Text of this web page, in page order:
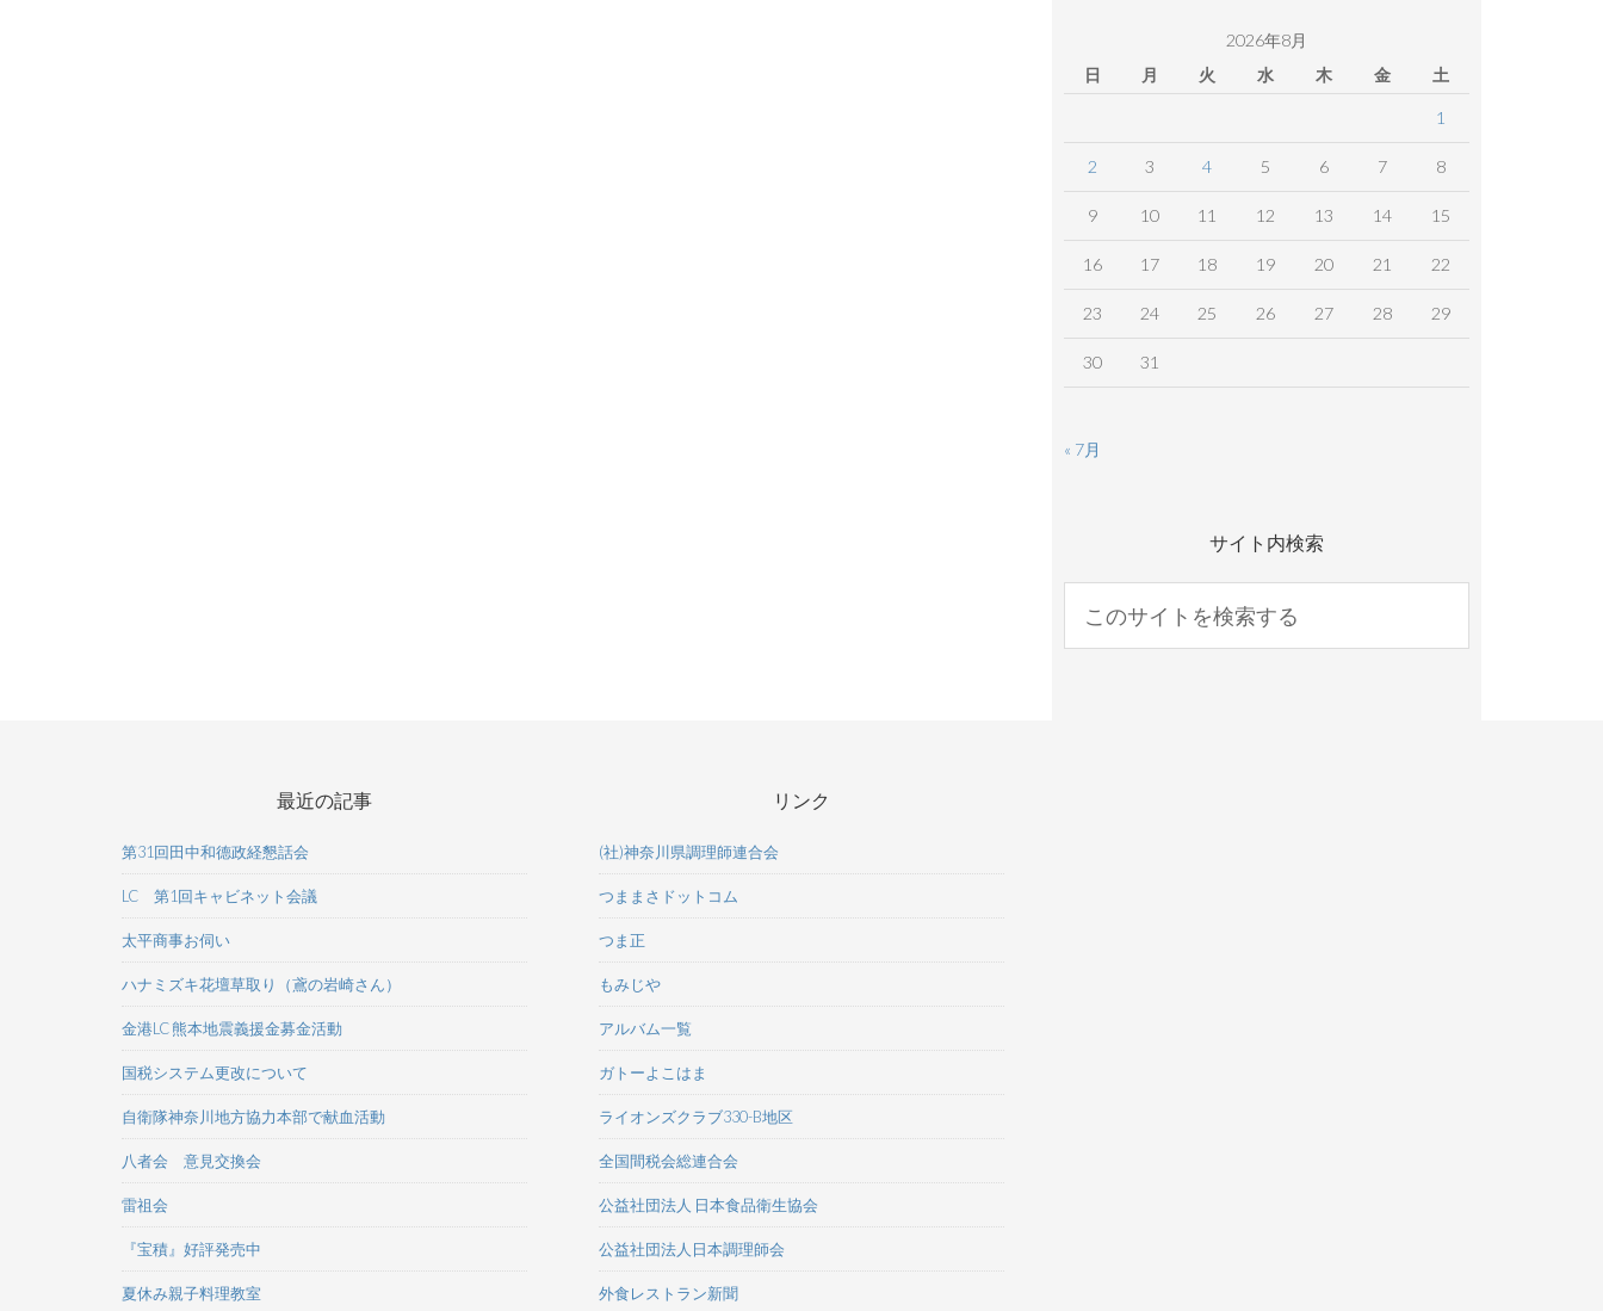
2026年8月
日
月 火 水 木 金 土
1
2 3 4 5 6 7 8
9 10 11 12 13 14 15
16 17 18 19 20 21 22
23 24 25 26 27 28 29
30 31
« 7月
サイト内検索
最近の記事
第31回田中和德政経懇話会
LC 第1回キャビネット会議
太平商事お伺い
ハナミズキ花壇草取り（鳶の岩崎さん）
金港LC 熊本地震義援金募金活動
国税システム更改について
自衛隊神奈川地方協力本部で献血活動
八者会 意見交換会
雷祖会
『宝積』好評発売中
夏休み親子料理教室
リンク
(社)神奈川県調理師連合会
つままさドットコム
つま正
もみじや
アルバム一覧
ガトーよこはま
ライオンズクラブ330-B地区
全国間税会総連合会
公益社団法人 日本食品衛生協会
公益社団法人日本調理師会
外食レストラン新聞